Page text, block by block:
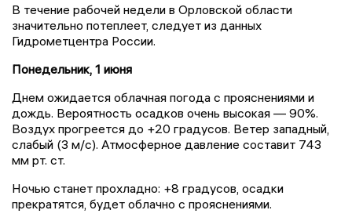
В течение рабочей недели в Орловской области
значительно потеплеет, следует из данных
Гидрометцентра России.
Понедельник, 1 июня
Днем ожидается облачная погода с прояснениями и
дождь. Вероятность осадков очень высокая — 90%.
Воздух прогреется до +20 градусов. Ветер западный,
слабый (3 м/с). Атмосферное давление составит 743
мм рт. ст.
Ночью станет прохладно: +8 градусов, осадки
прекратятся, будет облачно с прояснениями.